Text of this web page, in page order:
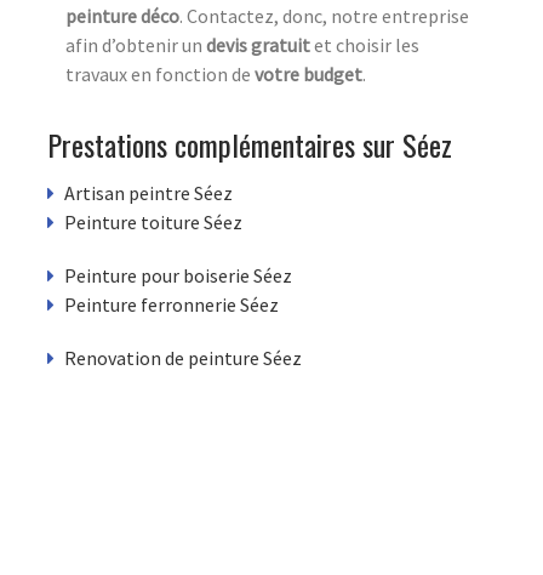
peinture déco. Contactez, donc, notre entreprise
afin d’obtenir un devisgratuitet choisir les
travaux en fonction de votre budget.
Prestations complémentaires sur Séez
Artisan peintre Séez
Peinture toiture Séez
Peinture pour boiserie Séez
Peinture ferronnerie Séez
Renovation de peinture Séez